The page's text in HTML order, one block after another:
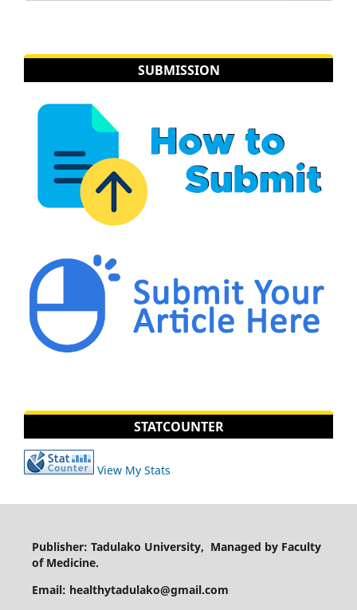
SUBMISSION
STATCOUNTER
View My Stats
Publisher: Tadulako University, Managed by Faculty
of Medicine.
Email: healthytadulako@gmail.com